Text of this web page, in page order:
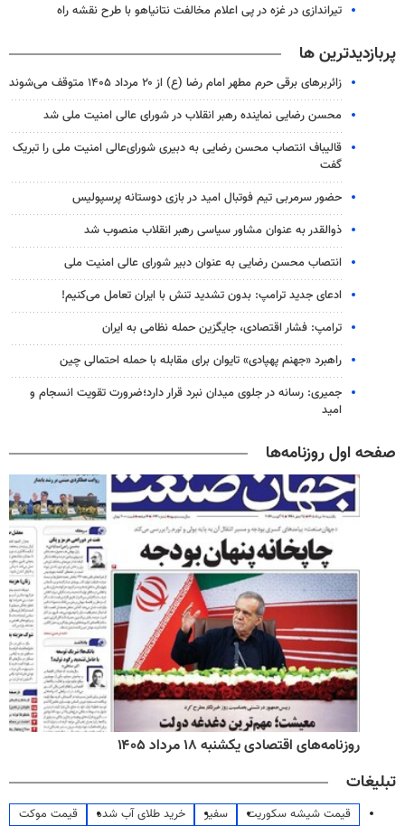
تیراندازی در غزه در پی اعلام مخالفت نتانیاهو با طرح نقشه راه
پربازدیدترین ها
زائربرهای برقی حرم مطهر امام رضا (ع) از ۲۰ مرداد ۱۴۰۵ متوقف می‌شوند
محسن رضایی نماینده رهبر انقلاب در شورای عالی امنیت ملی شد
قالیباف انتصاب محسن رضایی به دبیری شورای‌عالی امنیت ملی را تبریک
گفت
حضور سرمربی تیم فوتبال امید در بازی دوستانه پرسپولیس
ذوالقدر به عنوان مشاور سیاسی رهبر انقلاب منصوب شد
انتصاب محسن رضایی به عنوان دبیر شورای عالی امنیت ملی
ادعای جدید ترامپ: بدون تشدید تنش با ایران تعامل می‌کنیم!
ترامپ: فشار اقتصادی، جایگزین حمله نظامی به ایران
راهبرد «جهنم پهپادی» تایوان برای مقابله با حمله احتمالی چین
جمیری: رسانه‌ در جلوی میدان نبرد قرار دارد؛ضرورت تقویت انسجام و
امید
صفحه اول روزنامه‌ها
روزنامه‌های اقتصادی یکشنبه ۱۸ مرداد ۱۴۰۵
تبلیغات
قیمت شیشه سکوریت سفیر خرید طلای آب شده
قیمت موکت